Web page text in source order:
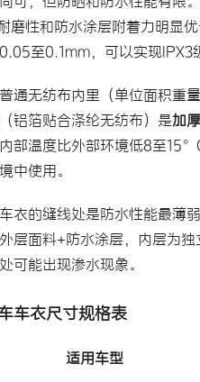
磨性和防水涂层附着力明显
至0.1mm，可以实现IPX3
通无纺布内里（单位面积重
铝箔贴合涤纶无纺布）是加
部温度比外部环境低8至
中使用。
衣的缝线处是防水性能最薄
层面料+防水涂层，内层为
可能出现渗水现象。
车衣尺寸规格表
适用车型